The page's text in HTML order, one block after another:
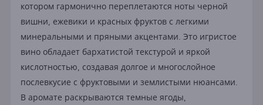
котором гармонично переплетаются ноты черной
вишни, ежевики и красных фруктов с легкими
минеральными и пряными акцентами. Это игристое
вино обладает бархатистой текстурой и яркой
кислотностью, создавая долгое и многослойное
послевкусие с фруктовыми и землистыми нюансами.
В аромате раскрываются темные ягоды,